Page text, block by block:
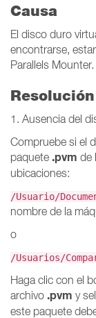
Causa
El disco duro
encontrarse,
Parallels Mounter.
Resolución
1. Ausencia del
Compruebe si el
paquete .pvm de
ubicaciones:
/Usuario/
nombre de la
o
/Usuarios/
Haga clic con el
archivo .pvm y
este paquete